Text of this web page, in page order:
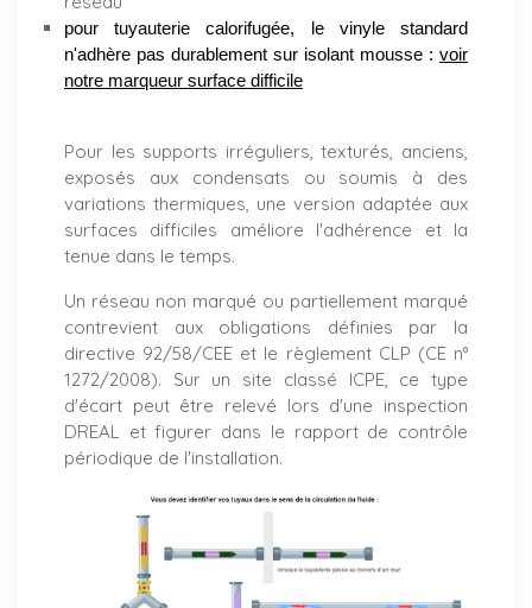
pour tuyauterie calorifugée, le vinyle standard
n'adhère pas durablement sur isolant mousse : voir
notre marqueur surface difficile
Pour les supports irréguliers, texturés, anciens,
exposés aux condensats ou soumis à des
variations thermiques, une version adaptée aux
surfaces difficiles améliore l'adhérence et la
tenue dans le temps.
Un réseau non marqué ou partiellement marqué
contrevient aux obligations définies par la
directive 92/58/CEE et le règlement CLP (CE n°
1272/2008). Sur un site classé ICPE, ce type
d'écart peut être relevé lors d'une inspection
DREAL et figurer dans le rapport de contrôle
périodique de l'installation.